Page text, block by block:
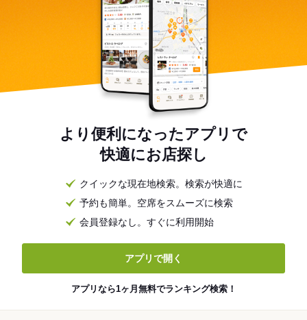
より便利になったアプリで
快適にお店探し
クイックな現在地検索。検索が快適に
予約も簡単。空席をスムーズに検索
会員登録なし。すぐに利用開始
アプリで開く
アプリなら1ヶ月無料でランキング検索！